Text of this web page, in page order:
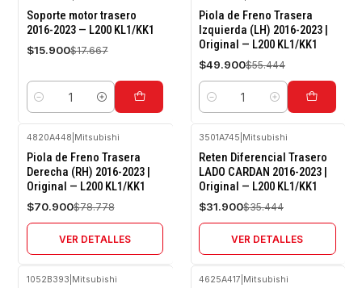
-10%
OFF
Soporte motor trasero
2016-2023 — L200 KL1/KK1
$15.900$17.667
Cantidad
-10%
OFF
Piola de Freno Trasera
Izquierda (LH) 2016-2023 |
Original — L200 KL1/KK1
$49.900$55.444
Cantidad
-10%
OFF
Agotado
4820A448 Mitsubishi
Piola de Freno Trasera
Derecha (RH) 2016-2023 |
Original — L200 KL1/KK1
$70.900$78.778
VER DETALLES
-10%
OFF
Agotado
3501A745 Mitsubishi
Reten Diferencial Trasero
LADO CARDAN 2016-2023 |
Original — L200 KL1/KK1
$31.900$35.444
VER DETALLES
1052B393 Mitsubishi 4625A417 Mitsubishi